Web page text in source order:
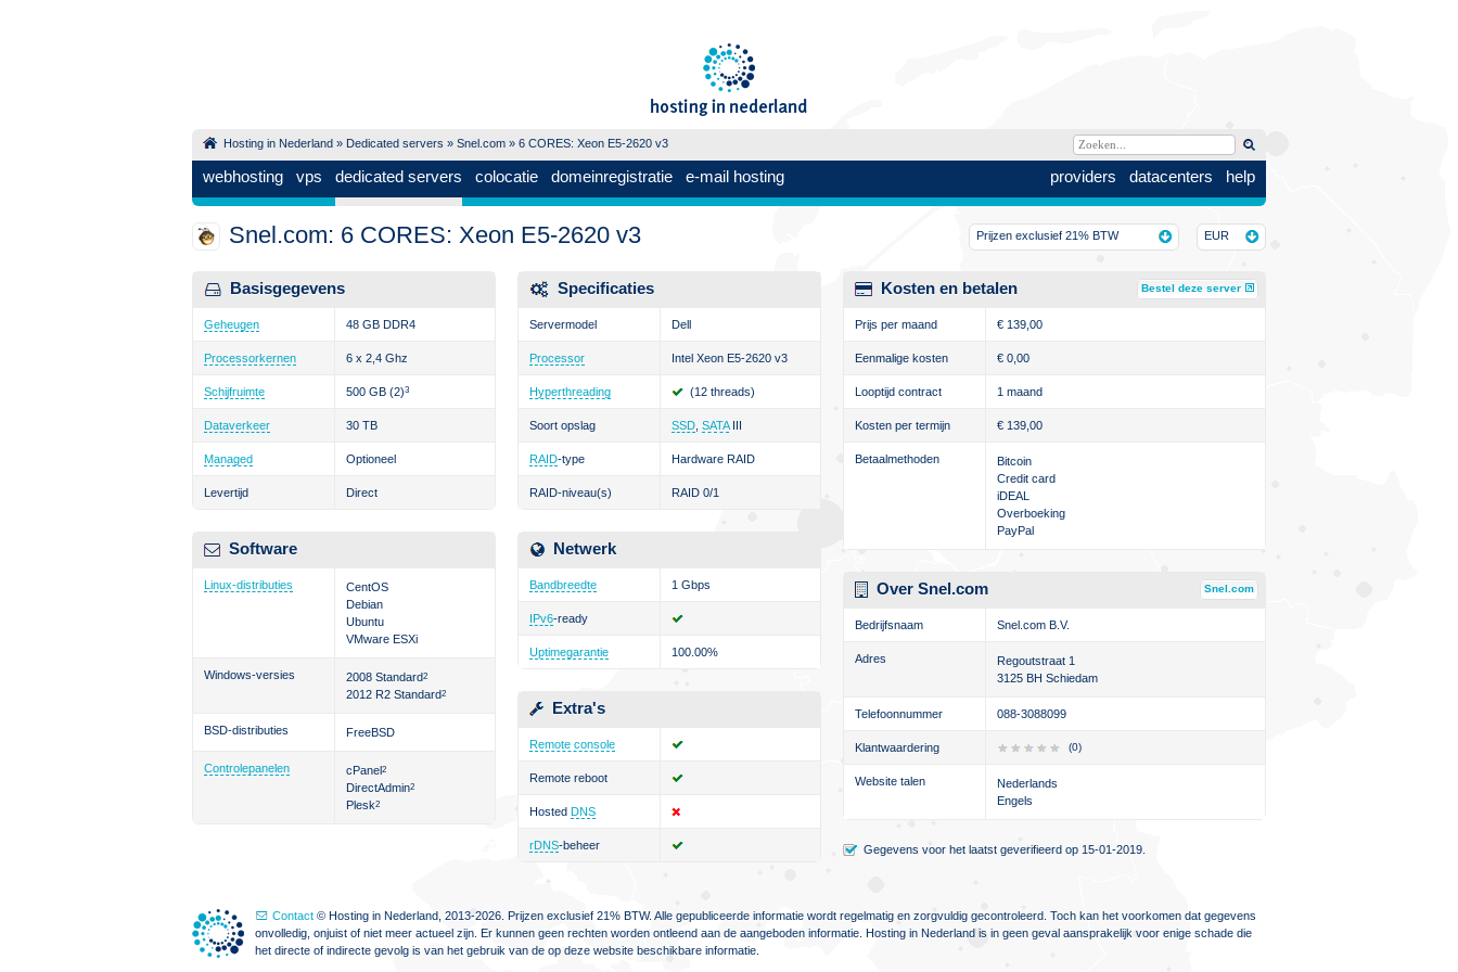
Hosting in Nederland » Dedicated servers » Snel.com » 6 CORES: Xeon E5-2620 v3
providers datacenters help
webhosting vps dedicated servers colocatie domeinregistratie e-mail hosting
EUR
Prijzen exclusief 21% BTW
Snel.com: 6 CORES: Xeon E5-2620 v3
Basisgegevens
Geheugen 48 GB DDR4
Processorkernen 6 x 2,4 Ghz
Schijfruimte 500 GB (2)3
Dataverkeer 30 TB
Managed Optioneel
Levertijd Direct
Software
Linux-distributies
CentOS
Debian
Ubuntu
VMware ESXi
Windows-versies 2008 Standard2
2012 R2 Standard2
BSD-distributies FreeBSD
Controlepanelen cPanel2
DirectAdmin2
Plesk2
Specificaties
Servermodel Dell
Processor Intel Xeon E5-2620 v3
Hyperthreading (12 threads)
Soort opslag SSD SATAIII
RAID-type Hardware RAID
RAID-niveau(s) RAID 0/1
Netwerk
Bandbreedte 1 Gbps
IPv6-ready
Uptimegarantie 100.00%
Extra's
Remote console
Remote reboot
Hosted DNS
rDNS-beheer
Kosten en betalen Bestel deze server
Prijs per maand € 139,00
Eenmalige kosten € 0,00
Looptijd contract 1 maand
Kosten per termijn € 139,00
Betaalmethoden
Bitcoin
Credit card
iDEAL
Overboeking
PayPal
Over Snel.com Snel.com
Bedrijfsnaam Snel.com B.V.
Adres
Regoutstraat 1
3125 BH Schiedam
Telefoonnummer 088-3088099
Klantwaardering (0)
Website talen
Nederlands
Engels
Gegevens voor het laatst geverifieerd op 15-01-2019.
Contact © Hosting in Nederland, 2013-2026. Prijzen exclusief 21% BTW. Alle gepubliceerde informatie wordt regelmatig en zorgvuldig gecontroleerd. Toch kan het voorkomen dat gegevens
onvolledig, onjuist of niet meer actueel zijn. Er kunnen geen rechten worden ontleend aan de aangeboden informatie. Hosting in Nederland is in geen geval aansprakelijk voor enige schade die
het directe of indirecte gevolg is van het gebruik van de op deze website beschikbare informatie.